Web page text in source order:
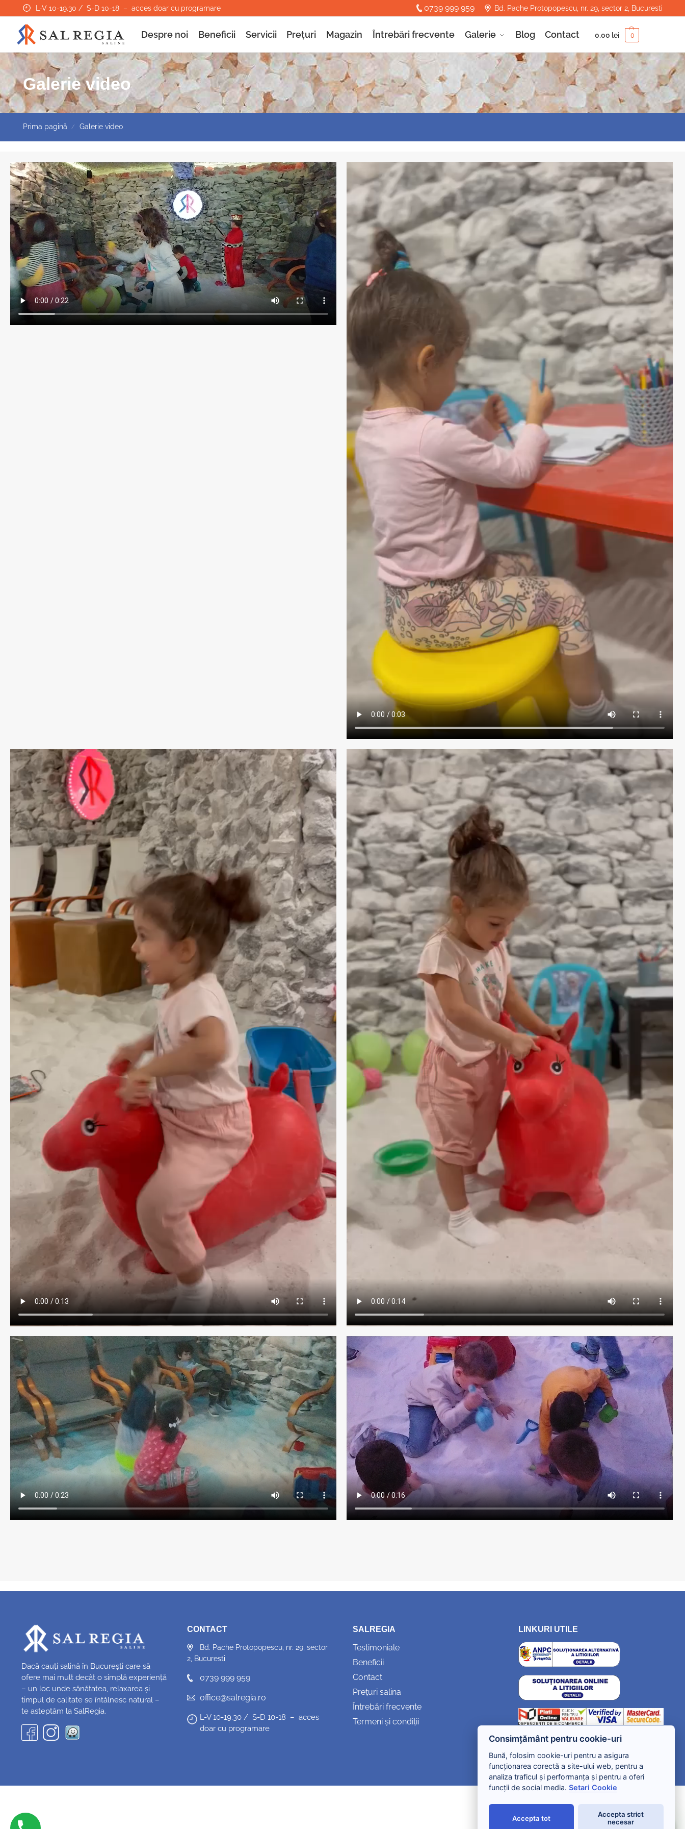
L-V 10-19.30 / S-D 10-18 – acces doar cu programare 0739 999 959 Bd. Pache Protopopescu, nr. 29, sector 2, Bucuresti
Despre noi Beneficii Servicii Prețuri Magazin Întrebări frecvente Galerie Blog Contact 0,00 lei 0
Galerie video
Prima pagină / Galerie video
Dacă cauți salină în București care să
ofere mai mult decât o simplă experiență
– un loc unde sănătatea, relaxarea și
timpul de calitate se întălnesc natural –
te asteptăm la SalRegia.
CONTACT
Bd. Pache Protopopescu, nr. 29, sector
2, Bucuresti
0739 999 959
office@salregia.ro
L-V 10-19.30 / S-D 10-18 – acces
doar cu programare
SALREGIA
Testimoniale
Beneficii
Contact
Prețuri salina
Întrebări frecvente
Termeni și condiții
LINKURI UTILE
Consimțământ pentru cookie-uri
Bună, folosim cookie-uri pentru a asigura
funcționarea corectă a site-ului web, pentru a
analiza traficul și performanța și pentru a oferi
funcții de social media.Setari Cookie
Accepta tot
Accepta strict
necesar